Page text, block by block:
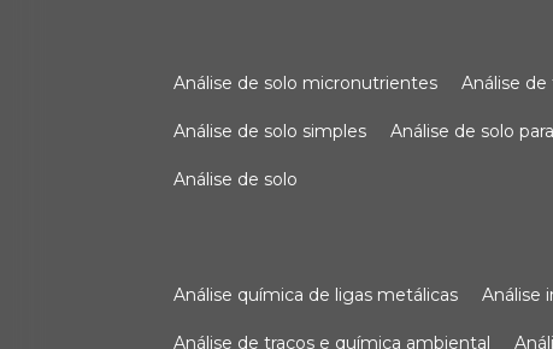
análise de solo micronutrientes análise
análise de solo simples análise de solo
análise de solo
análise química de ligas metálicas
análise de traços e química ambiental